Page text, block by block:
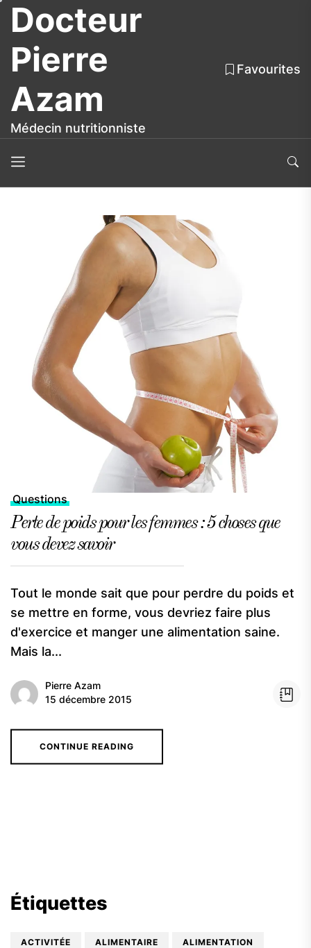
Skip
content
Docteur
Pierre
Azam
Médecin nutritionniste
Favourites
Questions
Perte de poids pour les femmes : 5 choses que
vous devez savoir
Tout le monde sait que pour perdre du poids et
se mettre en forme, vous devriez faire plus
d'exercice et manger une alimentation saine.
Mais la...
Pierre Azam
15 décembre 2015
CONTINUE READING
Étiquettes
ACTIVITÉE ALIMENTAIRE ALIMENTATION